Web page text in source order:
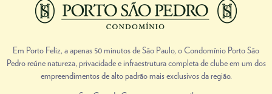
Em Porto Feliz, a apenas 50 minutos de São Paulo, o Condomínio Porto São
Pedro reúne natureza, privacidade e infraestrutura completa de clube em um dos
empreendimentos de alto padrão mais exclusivos da região.